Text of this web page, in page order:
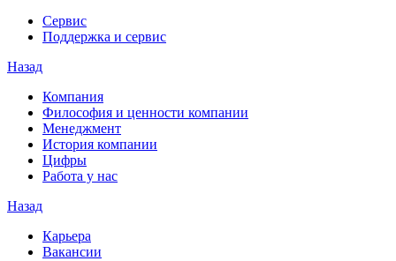
Сервис
Поддержка и сервис
Назад
Компания
Философия и ценности компании
Менеджмент
История компании
Цифры
Работа у нас
Назад
Карьера
Вакансии